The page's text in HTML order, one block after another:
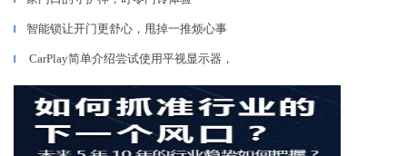
▎ 智能锁让开门更舒心，甩掉一推烦心事
▎ CarPlay简单介绍尝试使用平视显示器，